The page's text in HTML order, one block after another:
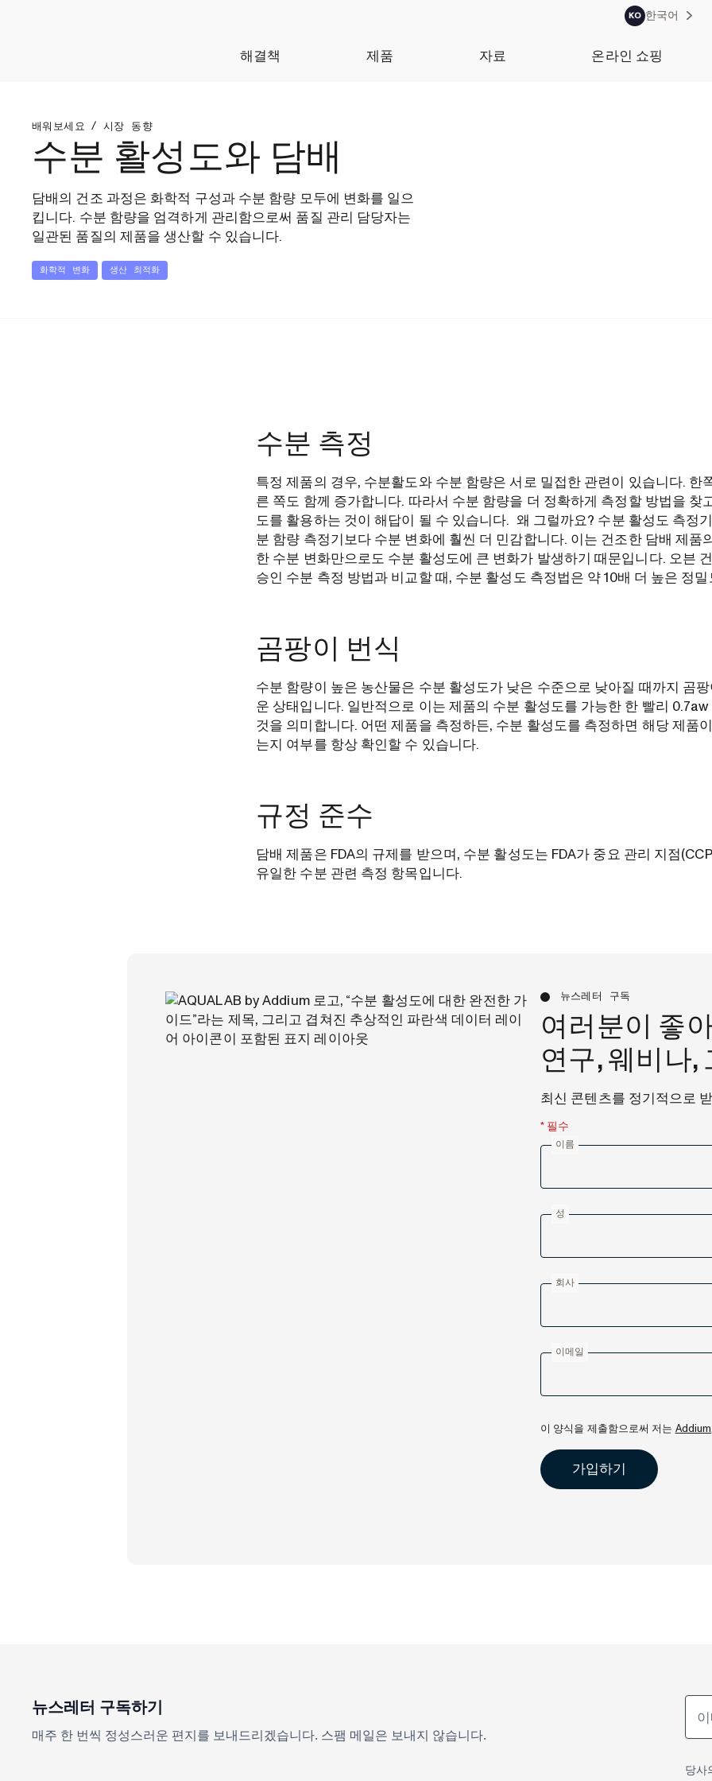
KO 한국어
해결책 제품 자료 온라인 쇼핑
배워보세요 / 시장 동향
수분 활성도와 담배
담배의 건조 과정은 화학적 구성과 수분 함량 모두에 변화를 일으
킵니다. 수분 함량을 엄격하게 관리함으로써 품질 관리 담당자는
일관된 품질의 제품을 생산할 수 있습니다.
화학적 변화 생산 최적화
수분 측정
특정 제품의 경우, 수분활도와 수분 함량은 서로 밀접한 관련이 있습니다. 한
른 쪽도 함께 증가합니다. 따라서 수분 함량을 더 정확하게 측정할 방법을 찾
도를 활용하는 것이 해답이 될 수 있습니다. 왜 그럴까요? 수분 활성도 측정
분 함량 측정기보다 수분 변화에 훨씬 더 민감합니다. 이는 건조한 담배 제품
한 수분 변화만으로도 수분 활성도에 큰 변화가 발생하기 때문입니다. 오븐
승인 수분 측정 방법과 비교할 때, 수분 활성도 측정법은 약 10배 더 높은 정
곰팡이 번식
수분 함량이 높은 농산물은 수분 활성도가 낮은 수준으로 낮아질 때까지 곰
운 상태입니다. 일반적으로 이는 제품의 수분 활성도를 가능한 한 빨리
것을 의미합니다. 어떤 제품을 측정하든, 수분 활성도를 측정하면 해당 제품
는지 여부를 항상 확인할 수 있습니다.
규정 준수
담배 제품은 FDA의 규제를 받으며, 수분 활성도는 FDA가 중요 관리 지점
유일한 수분 관련 측정 항목입니다.
뉴스레터 구독
여러분이 좋
연구, 웨비나,
최신 콘텐츠를 정기적으로
* 필수
이름
성
회사
이메일
이 양식을 제출함으로써 저는
뉴스레터 구독하기
매주 한 번씩 정성스러운 편지를 보내드리겠습니다. 스팸 메일은 보내지 않습니다.
당사